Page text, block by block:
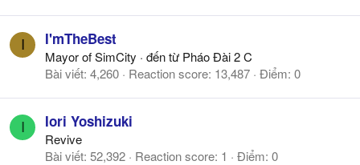
I I'mTheBest
Mayor of SimCity · đến từ Pháo Đài 2 C
Bài viết 4,260 Reaction score 13,487 Điểm 0
I Iori Yoshizuki
Revive
Bài viết 52,392 Reaction score 1 Điểm 0